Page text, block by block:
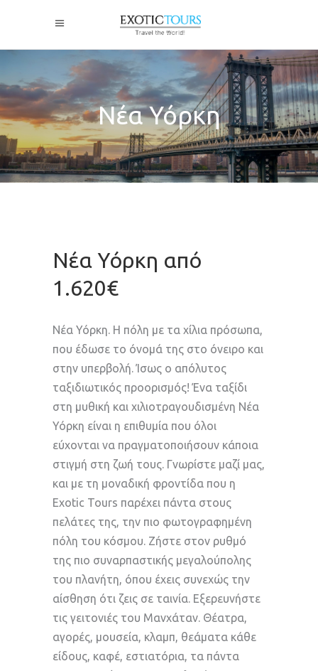
Νέα Υόρκη
Νέα Υόρκη από
1.620€
Νέα Υόρκη. Η πόλη με τα χίλια πρόσωπα,
που έδωσε το όνομά της στο όνειρο και
στην υπερβολή. Ίσως ο απόλυτος
ταξιδιωτικός προορισμός! Ένα ταξίδι
στη μυθική και χιλιοτραγουδισμένη Νέα
Υόρκη είναι η επιθυμία που όλοι
εύχονται να πραγματοποιήσουν κάποια
στιγμή στη ζωή τους. Γνωρίστε μαζί μας,
και με τη μοναδική φροντίδα που η
Exotic Tours παρέχει πάντα στους
πελάτες της, την πιο φωτογραφημένη
πόλη του κόσμου. Ζήστε στον ρυθμό
της πιο συναρπαστικής μεγαλούπολης
του πλανήτη, όπου έχεις συνεχώς την
αίσθηση ότι ζεις σε ταινία. Εξερευνήστε
τις γειτονιές του Μανχάταν. Θέατρα,
αγορές, μουσεία, κλαμπ, θεάματα κάθε
είδους, καφέ, εστιατόρια, τα πάντα